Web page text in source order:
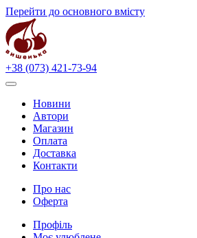
Перейти до основного вмісту
+38 (073) 421-73-94
Новини
Автори
Магазин
Оплата
Доставка
Контакти
Про нас
Оферта
Профіль